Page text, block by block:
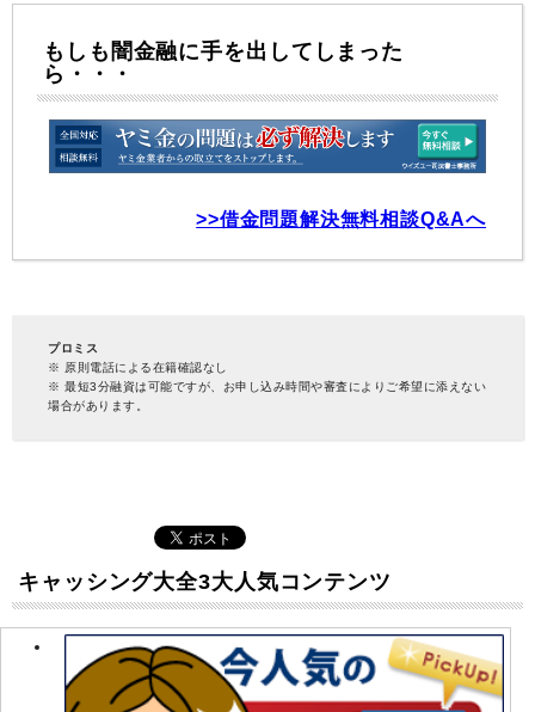
もしも闇金融に手を出してしまった
ら・・・
>>借金問題解決無料相談Q&Aへ
プロミス
※ 原則電話による在籍確認なし
※ 最短3分融資は可能ですが、お申し込み時間や審査によりご希望に添えない
場合があります。
キャッシング大全3大人気コンテンツ